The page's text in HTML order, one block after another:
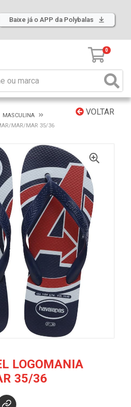
Baixe já o APP da Polybalas
0
VOLTAR
MASCULINA
MAR/MAR 35/36
LOGOMANIA
35/36